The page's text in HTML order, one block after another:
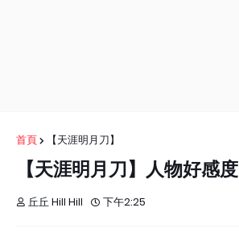
首頁 【天涯明月刀】
【天涯明月刀】人物好感度
丘丘 Hill Hill 下午2:25